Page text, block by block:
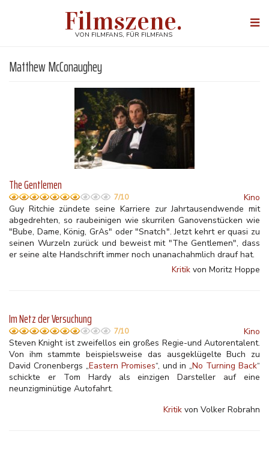
Filmszene.
VON FILMFANS, FÜR FILMFANS
Matthew McConaughey
The Gentlemen
7/10
Kino
Guy Ritchie zündete seine Karriere zur Jahrtausendwende mit
abgedrehten, so raubeinigen wie skurrilen Ganovenstücken wie
"Bube, Dame, König, GrAs" oder "Snatch". Jetzt kehrt er quasi zu
seinen Wurzeln zurück und beweist mit "The Gentlemen", dass
er seine alte Handschrift immer noch unanachahmlich drauf hat.
Kritik von Moritz Hoppe
Im Netz der Versuchung
7/10
Kino
Steven Knight ist zweifellos ein großes Regie-und Autorentalent.
Von ihm stammte beispielsweise das ausgeklügelte Buch zu
David Cronenbergs „Eastern Promises“, und in „No Turning Back“
schickte er Tom Hardy als einzigen Darsteller auf eine
neunzigminütige Autofahrt.
Kritik von Volker Robrahn